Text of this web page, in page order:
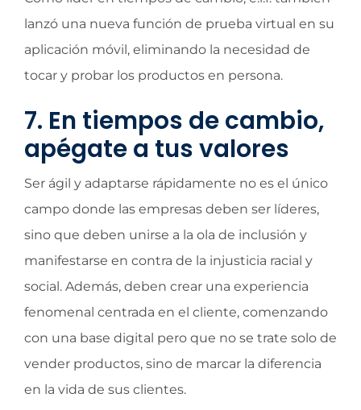
lanzó una nueva función de prueba virtual en su
aplicación móvil, eliminando la necesidad de
tocar y probar los productos en persona.
7. En tiempos de cambio,
apégate a tus valores
Ser ágil y adaptarse rápidamente no es el único
campo donde las empresas deben ser líderes,
sino que deben unirse a la ola de inclusión y
manifestarse en contra de la injusticia racial y
social. Además, deben crear una experiencia
fenomenal centrada en el cliente, comenzando
con una base digital pero que no se trate solo de
vender productos, sino de marcar la diferencia
en la vida de sus clientes.